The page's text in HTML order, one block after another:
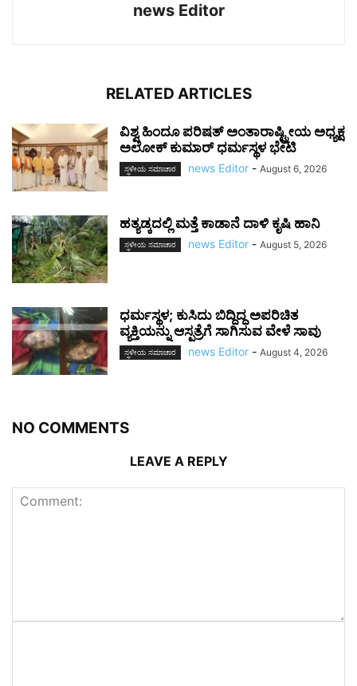
news Editor
RELATED ARTICLES
ವಿಶ್ವ ಹಿಂದೂ ಪರಿಷತ್ ಅಂತಾರಾಷ್ಟ್ರೀಯ ಅಧ್ಯಕ್ಷ
ಅಲೋಕ್ ಕುಮಾರ್ ಧರ್ಮಸ್ಥಳ ಭೇಟಿ
ಸ್ಥಳೀಯ ಸಮಾಚಾರ news Editor - August 6, 2026
ಹತ್ಯಡ್ಕದಲ್ಲಿ ಮತ್ತೆ ಕಾಡಾನೆ ದಾಳಿ ಕೃಷಿ ಹಾನಿ
ಸ್ಥಳೀಯ ಸಮಾಚಾರ news Editor - August 5, 2026
ಧರ್ಮಸ್ಥಳ; ಕುಸಿದು ಬಿದ್ದಿದ್ದ ಅಪರಿಚಿತ
ವ್ಯಕ್ತಿಯನ್ನು ಆಸ್ಪತ್ರೆಗೆ ಸಾಗಿಸುವ ವೇಳೆ ಸಾವು
ಸ್ಥಳೀಯ ಸಮಾಚಾರ news Editor - August 4, 2026
NO COMMENTS
LEAVE A REPLY